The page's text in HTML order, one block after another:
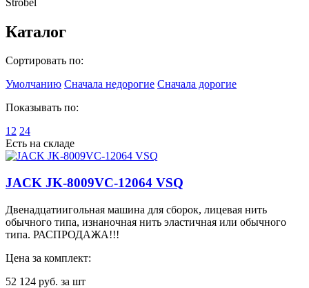
Каталог
Сортировать по:
Умолчанию Сначала недорогие Сначала дорогие
Показывать по:
12 24
Есть на складе
JACK JK-8009VC-12064 VSQ
Двенадцатиигольная машина для сборок, лицевая нить
обычного типа, изнаночная нить эластичная или обычного
типа. РАСПРОДАЖА!!!
Цена за комплект:
52 124 руб. за шт